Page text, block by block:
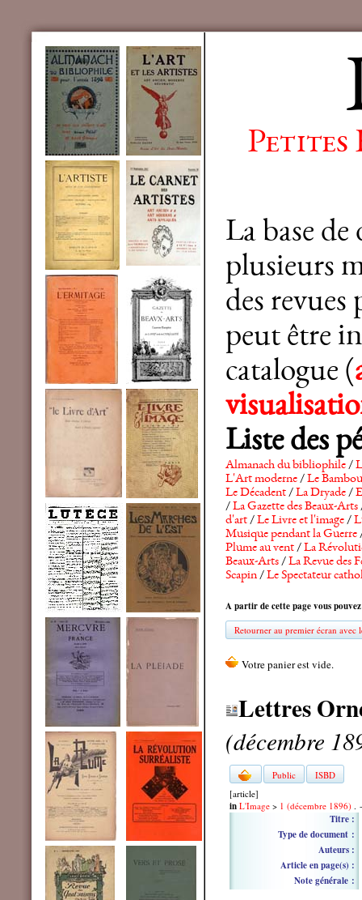
Petites
La base
plusieurs
des revues
peut être
catalogue (
Liste des
Almanach du bibliophile/
L'Art moderne/Le Bambou
Le Décadent/La Dryade/
/La Gazette des Beaux-Arts
d'art/Le Livre et l'image/
Musique pendant la Guerre
Plume au vent/La
Beaux-Arts/La Revue des
Scapin/Le Spectateur
A partir de cette page vous
Retourner au premier écran avec
Lettres
(décembre
Public
ISBD
[article]
in L'Image > 1 (décembre 1896) .
Titre :
Type de document :
Auteurs :
Article en page(s) :
Note générale :